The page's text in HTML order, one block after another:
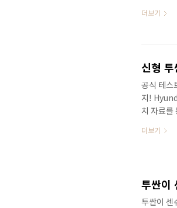
리고 있습
나보겠습
더보기
신형
공식 테스
지!
치 자료를
알려드렸
더보기
투싼이 센